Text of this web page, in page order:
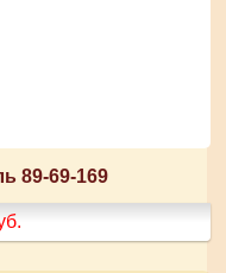
89-69-169